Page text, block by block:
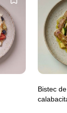
Bistec de